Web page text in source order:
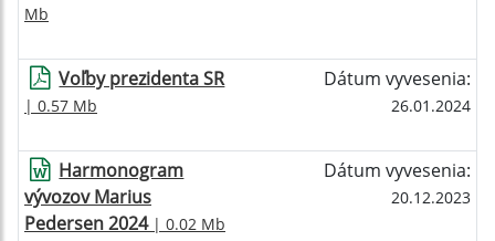
Mb
Voľby prezidenta SR
| 0.57 Mb
Dátum vyvesenia:
26.01.2024
Harmonogram
vývozov Marius
Pedersen 2024| 0.02 Mb
Dátum vyvesenia:
20.12.2023